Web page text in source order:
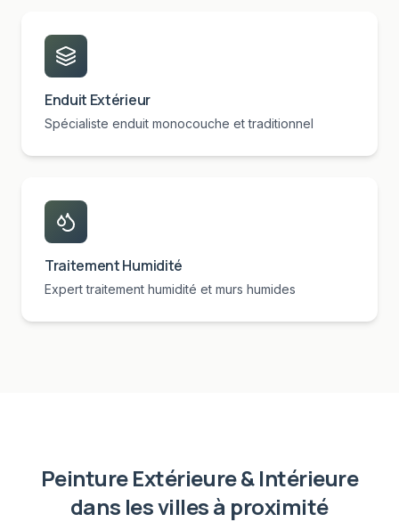
Enduit Extérieur
Spécialiste enduit monocouche et traditionnel
Traitement Humidité
Expert traitement humidité et murs humides
Peinture Extérieure & Intérieure
dans les villes à proximité